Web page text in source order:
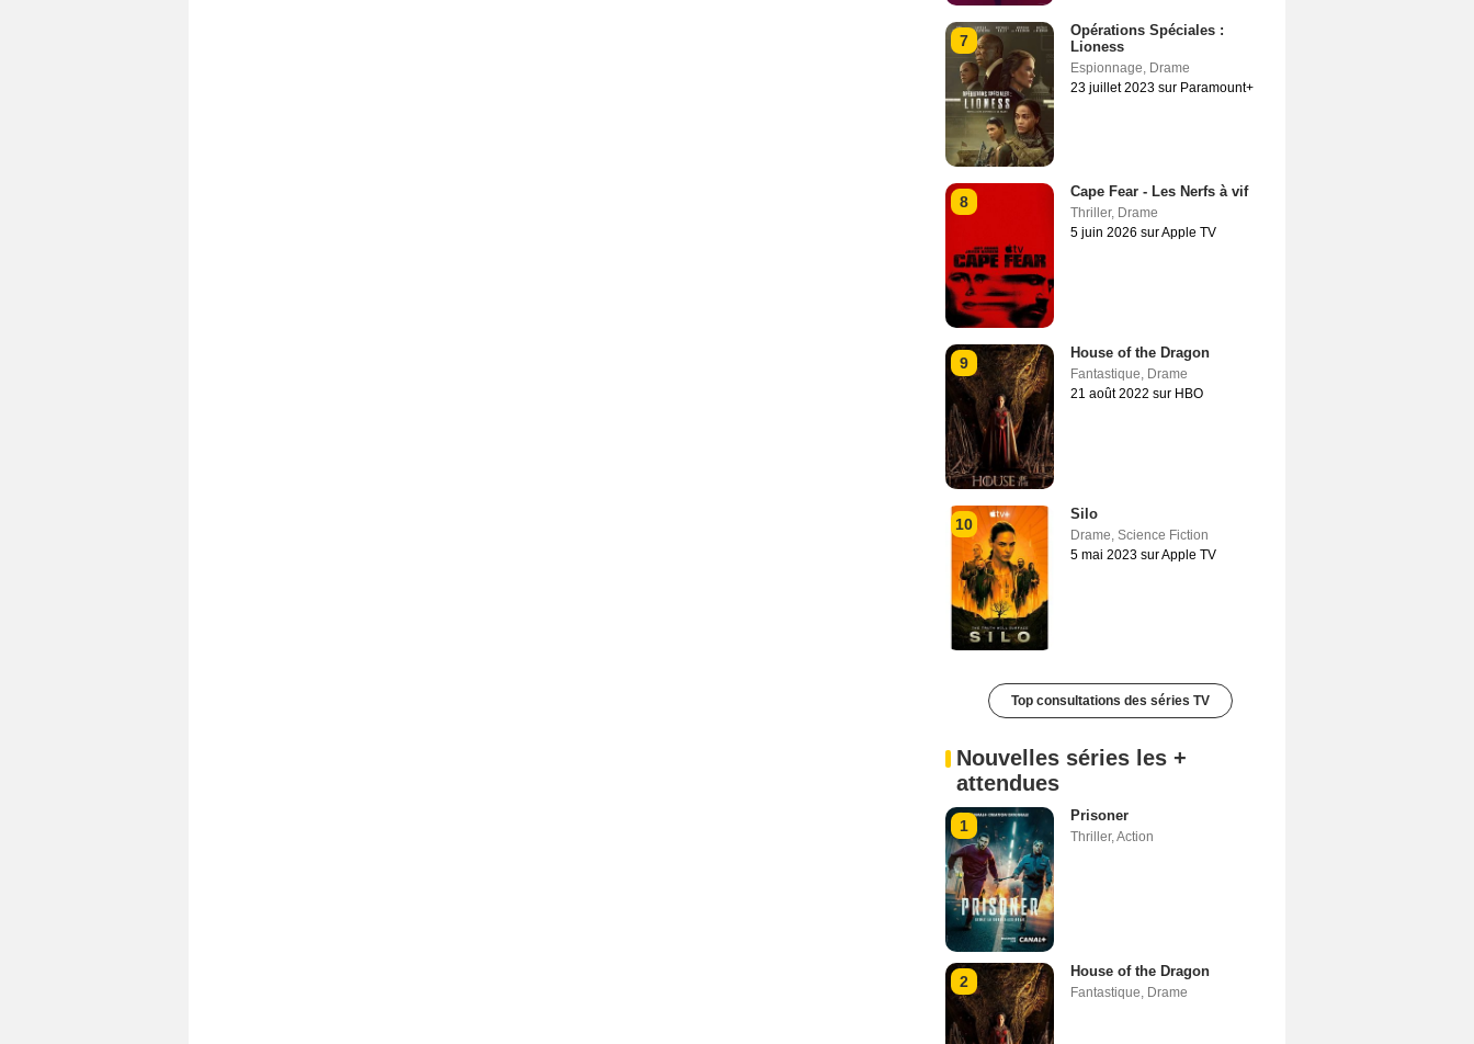
7
Opérations Spéciales :
Lioness
Espionnage, Drame
23 juillet 2023 sur Paramount+
8
Cape Fear - Les Nerfs à vif
Thriller, Drame
5 juin 2026 sur Apple TV
9
House of the Dragon
Fantastique, Drame
21 août 2022 sur HBO
10
Silo
Drame, Science Fiction
5 mai 2023 sur Apple TV
Top consultations des séries TV
Nouvelles séries les +
attendues
1
Prisoner
Thriller,Action
2
House of the Dragon
Fantastique, Drame